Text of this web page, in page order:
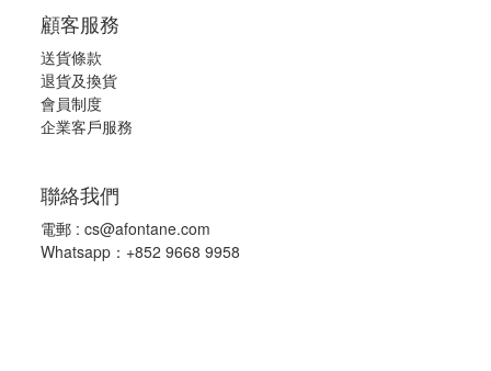
顧客服務
送貨條款
退貨及換貨
會員制度
企業客戶服務
聯絡我們
電郵 : cs@afontane.com
Whatsapp：+852 9668 9958